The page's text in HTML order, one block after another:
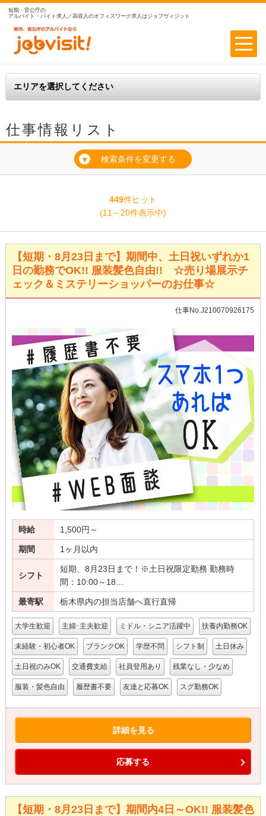
短期・官公庁の
アルバイト・バイト求人／高収入のオフィスワーク求人はジョブヴィジット
仕事情報リスト
▼ 検索条件を変更する
449件ヒット
(11～20件表示中)
【短期・8月23日まで】期間中、土日祝いずれか1
日の勤務でOK!! 服装髪色自由!! ☆売り場展示チ
ェック＆ミステリーショッパーのお仕事☆
仕事No.J210070926175
時給 1,500円～
期間 1ヶ月以内
シフト
短期、8月23日まで！※土日祝限定勤務 勤務時
間：10:00～18…
最寄駅 栃木県内の担当店舗へ直行直帰
大学生歓迎 主婦･主夫歓迎 ミドル・シニア活躍中 扶養内勤務OK
未経験・初心者OK ブランクOK 学歴不問 シフト制 土日休み
土日祝のみOK 交通費支給 社員登用あり 残業なし・少なめ
服装・髪色自由 履歴書不要 友達と応募OK スグ勤務OK
詳細を見る
応募する
【短期・8月23日まで】期間内4日～OK!! 服装髪色